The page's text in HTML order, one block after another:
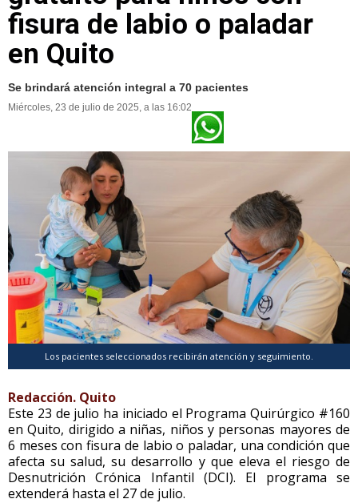
fisura de labio o paladar
en Quito
Se brindará atención integral a 70 pacientes
Miércoles, 23 de julio de 2025, a las 16:02
Los pacientes seleccionados recibirán atención y seguimiento.
Redacción. Quito
Este 23 de julio ha iniciado el Programa Quirúrgico #160
en Quito, dirigido a niñas, niños y personas mayores de
6 meses con fisura de labio o paladar, una condición que
afecta su salud, su desarrollo y que eleva el riesgo de
Desnutrición Crónica Infantil (DCI). El programa se
extenderá hasta el 27 de julio.